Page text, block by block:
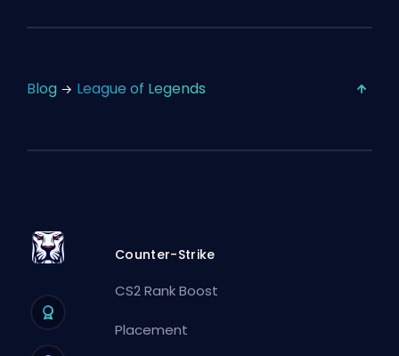
Blog League of Legends
Counter-Strike
CS2 Rank Boost
Placement